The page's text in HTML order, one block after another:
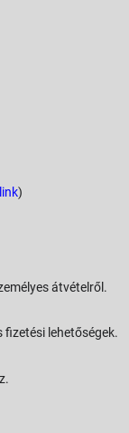
)
átvételről.
lehetőségek.